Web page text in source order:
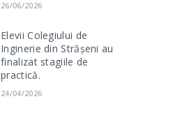
26/06/2026
Elevii Colegiului de
Inginerie din Strășeni au
finalizat stagiile de
practică.
24/04/2026